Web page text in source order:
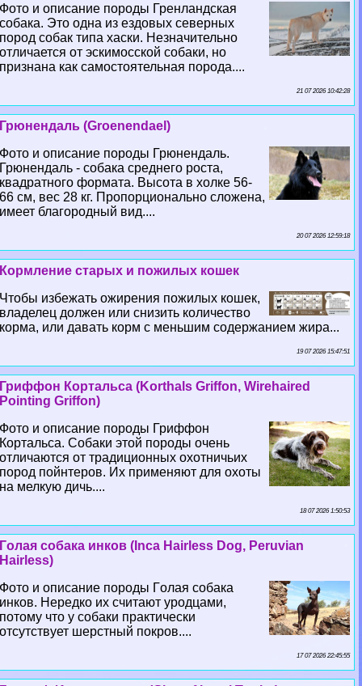
Фото и описание породы Гренландская
собака. Это одна из ездовых северных
пород собак типа хаски. Незначительно
отличается от эскимосской собаки, но
признана как самостоятельная порода....
21 07 2026 10:42:28
Грюнендаль (Groenendael)
Фото и описание породы Грюнендаль.
Грюнендаль - собака среднего роста,
квадратного формата. Высота в холке 56-
66 см, вес 28 кг. Пропорционально сложена,
имеет благородный вид....
20 07 2026 12:59:18
Кормление старых и пожилых кошек
Чтобы избежать ожирения пожилых кошек,
владелец должен или снизить количество
корма, или давать корм с меньшим содержанием жира...
19 07 2026 15:47:51
Гриффон Кортальса (Korthals Griffon, Wirehaired
Pointing Griffon)
Фото и описание породы Гриффон
Кортальса. Собаки этой породы очень
отличаются от традиционных охотничьих
пород пойнтеров. Их применяют для охоты
на мелкую дичь....
18 07 2026 1:50:53
Гoлая собака инков (Inca Hairless Dog, Peruvian
Hairless)
Фото и описание породы Гoлая собака
инков. Нередко их считают уpoдцами,
потому что у собаки пpaктически
отсутствует шерстный покров....
17 07 2026 22:45:55